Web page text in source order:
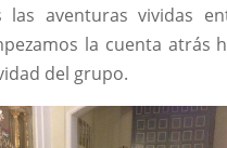
las aventuras vividas
la cuenta atrás
del grupo.